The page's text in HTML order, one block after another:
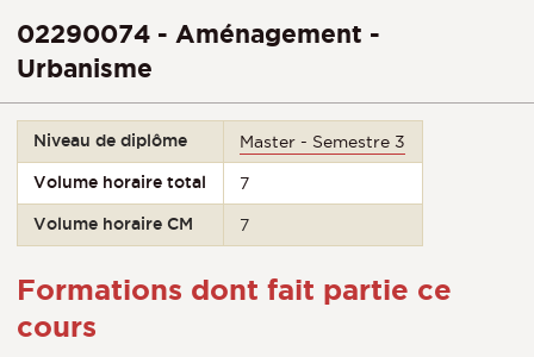
02290074 - Aménagement -
Urbanisme
Niveau de diplôme Master - Semestre 3
Volume horaire total 7
Volume horaire CM 7
Formations dont fait partie ce
cours